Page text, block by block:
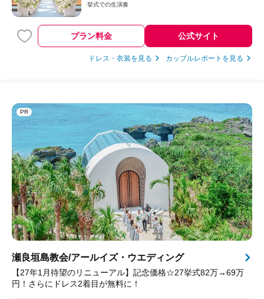
挙式での生演奏
プラン料金 公式サイト
ドレス・衣装を見る カップルレポートを見る
PR
瀬良垣島教会/アールイズ・ウエディング
【27年1月待望のリニューアル】記念価格☆27挙式82万→69万
円！さらにドレス2着目が無料に！